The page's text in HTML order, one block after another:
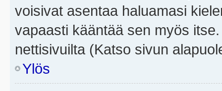
voisivat asentaa haluamasi
vapaasti kääntää sen myös
nettisivuilta (Katso sivun
Ylös